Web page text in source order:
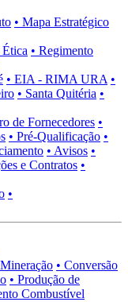
Canais
• Mapa Estratégico
• Regimento
• EIA - RIMA URA •
• Santa Quitéria •
de Fornecedores •
• Pré-Qualificação •
• Avisos •
e Contratos •
•
• Conversão
• Produção de
Combustível